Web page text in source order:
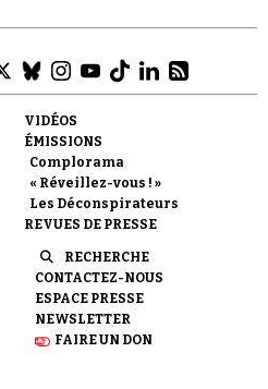
VIDÉOS
ÉMISSIONS
Complorama
« Réveillez-vous ! »
Les Déconspirateurs
REVUES DE PRESSE
RECHERCHE
CONTACTEZ-NOUS
ESPACE PRESSE
NEWSLETTER
FAIRE UN DON